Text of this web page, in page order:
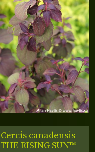
Cercis canadensis
THE RISING SUN™